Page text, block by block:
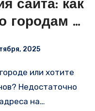
сайта: как
городам и
2025
Недостаточно
на…